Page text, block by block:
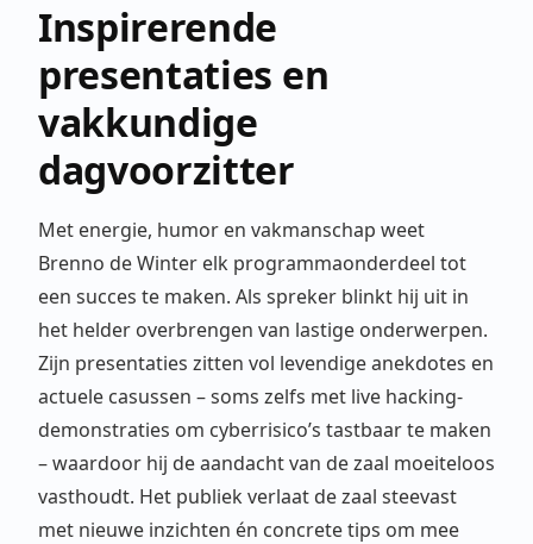
Inspirerende
presentaties en
vakkundige
dagvoorzitter
Met energie, humor en vakmanschap weet
Brenno de Winter elk programmaonderdeel tot
een succes te maken. Als spreker blinkt hij uit in
het helder overbrengen van lastige onderwerpen.
Zijn presentaties zitten vol levendige anekdotes en
actuele casussen – soms zelfs met live hacking-
demonstraties om cyberrisico’s tastbaar te maken
– waardoor hij de aandacht van de zaal moeiteloos
vasthoudt. Het publiek verlaat de zaal steevast
met nieuwe inzichten én concrete tips om mee